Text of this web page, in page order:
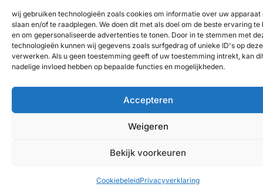
wij gebruiken technologieën zoals cookies om informatie over uw apparaat
slaan en/of te raadplegen. We doen dit met als doel om de beste ervaring te
en om gepersonaliseerde advertenties te tonen. Door in te stemmen met
technologieën kunnen wij gegevens zoals surfgedrag of unieke ID's op
verwerken. Als u geen toestemming geeft of uw toestemming intrekt, kan
nadelige invloed hebben op bepaalde functies en mogelijkheden.
Accepteren
Weigeren
Bekijk voorkeuren
CookiebeleidPrivacyverklaring